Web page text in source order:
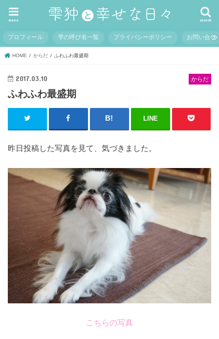
search
menu
プロフィール 雫の呼び名一覧 プライバシーポリシー お問い合せ
HOME からだ ふわふわ最盛期
からだ
2017.03.10
ふわふわ最盛期
LINE
昨日投稿した写真を見て、気づきました。
こちらの写真